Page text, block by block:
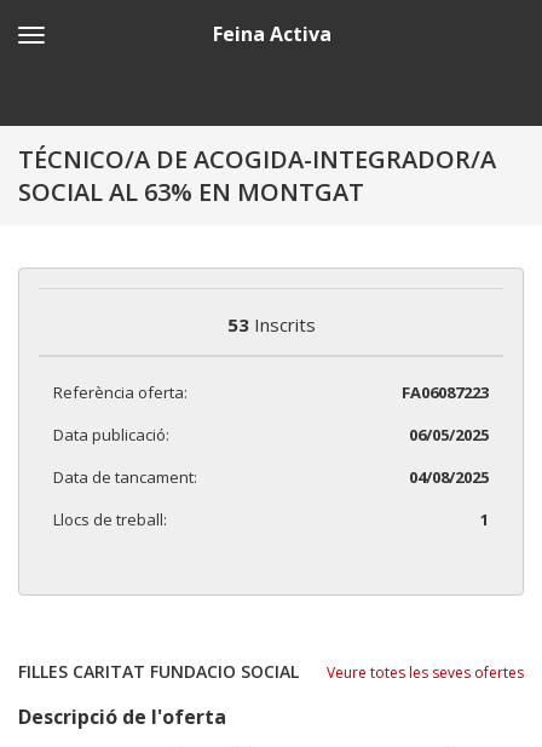
Feina Activa
TÉCNICO/A DE ACOGIDA-INTEGRADOR/A
SOCIAL AL 63% EN MONTGAT
53Inscrits
Referència oferta:
FA06087223
Data publicació:
06/05/2025
Data de tancament:
04/08/2025
Llocs de treball:
1
FILLES CARITAT FUNDACIO SOCIAL Veure totes les seves ofertes
Descripció de l'oferta